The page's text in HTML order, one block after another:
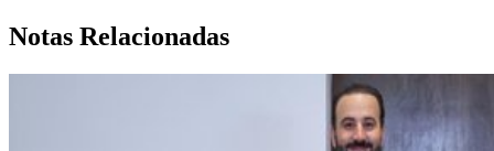
Notas Relacionadas